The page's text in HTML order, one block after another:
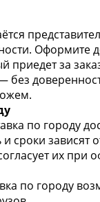
Оформите
приедет за
без
по городу
сроки зависят
их при
по городу